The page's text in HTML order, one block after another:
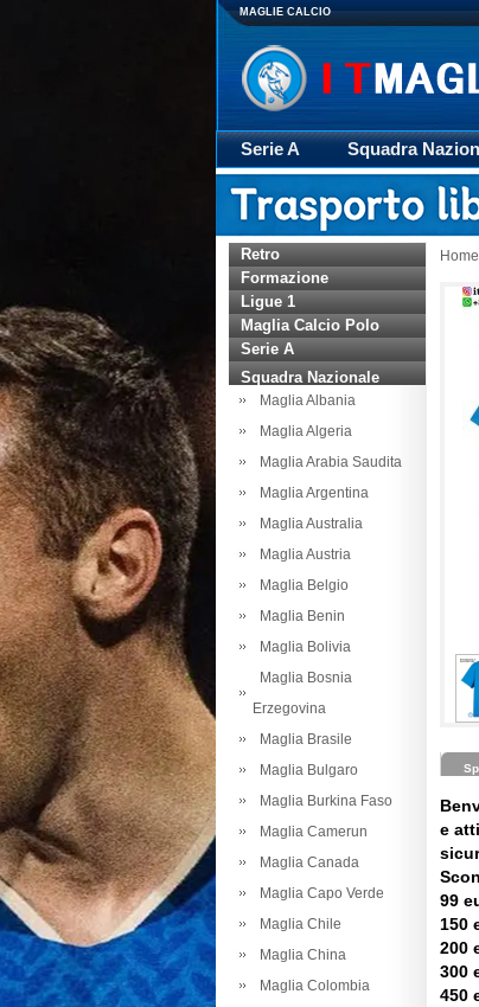
MAGLIE CALCIO
Serie A Squadra
Giacca
Rugby
Retro
Formazione
Ligue 1
Maglia Calcio Polo
Serie A
Squadra Nazionale
Maglia Albania
Maglia Algeria
Maglia Arabia Saudita
Maglia Argentina
Maglia Australia
Maglia Austria
Maglia Belgio
Maglia Benin
Maglia Bolivia
Maglia Bosnia
Erzegovina
Maglia Brasile
Maglia Bulgaro
Maglia Burkina Faso
Maglia Camerun
Maglia Canada
Maglia Capo Verde
Maglia Chile
Maglia China
Maglia Colombia
Home
e
99
150
200
300
450